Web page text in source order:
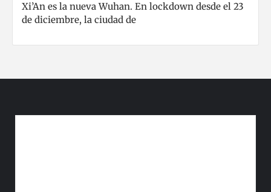
Xi’An es la nueva Wuhan. En lockdown desde el 23
de diciembre, la ciudad de